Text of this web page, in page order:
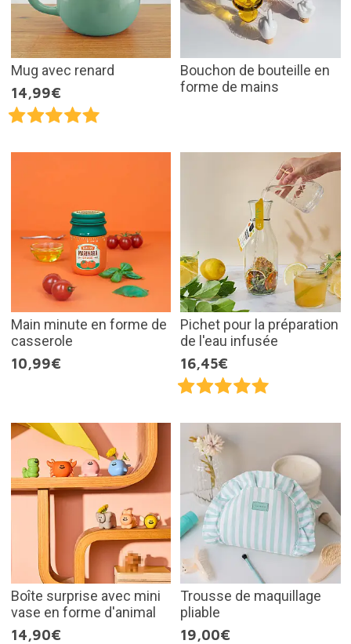
Mug avec renard
14,99€
Bouchon de bouteille en
forme de mains
Main minute en forme de
casserole
10,99€
Pichet pour la préparation
de l'eau infusée
16,45€
Boîte surprise avec mini
vase en forme d'animal
14,90€
Trousse de maquillage
pliable
19,00€